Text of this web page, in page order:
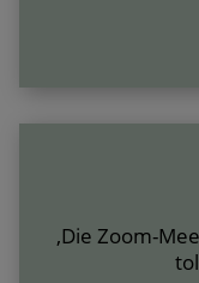
‚Die Zoom-